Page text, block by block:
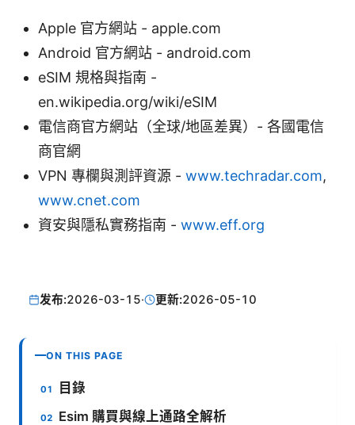
Apple 官方網站 - apple.com
Android 官方網站 - android.com
eSIM 規格與指南 -
en.wikipedia.org/wiki/eSIM
電信商官方網站（全球/地區差異）- 各國電信
商官網
VPN 專欄與測評資源 - www.techradar.com,
www.cnet.com
資安與隱私實務指南 - www.eff.org
发布:2026-03-15· 更新:2026-05-10
ON THIS PAGE
目錄
Esim 購買與線上通路全解析